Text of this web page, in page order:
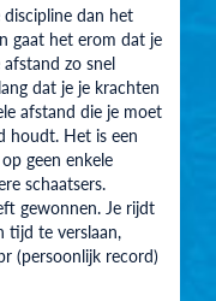
dan het
gaat het erom dat je
zo snel
dat je je krachten
afstand die je moet
houdt. Het is een
geen enkele
schaatsers.
gewonnen. Je rijdt
tijd te verslaan,
(persoonlijk record)